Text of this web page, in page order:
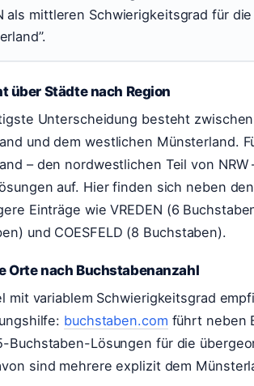
als mittleren Schwierigkeitsgrad für die
über Städte nach Region
Unterscheidung besteht
und dem westlichen Münsterland.
– den nordwestlichen Teil von
auf. Hier finden sich neben
Einträge wie VREDEN (6
und COESFELD (8 Buchstaben).
Orte nach Buchstabenanzahl
mit variablem Schwierigkeitsgrad
buchstaben.com führt neben
Buchstaben-Lösungen für die
sind mehrere explizit dem